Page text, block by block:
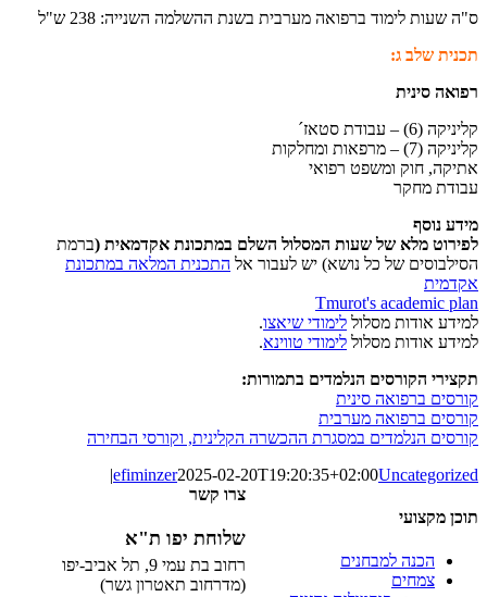
ס"ה שעות לימוד ברפואה מערבית בשנת ההשלמה השנייה: 238 ש"ל
תכנית שלב ג:
רפואה סינית
קליניקה (6) – עבודת סטאז´
קליניקה (7) – מרפאות ומחלקות
אתיקה, חוק ומשפט רפואי
עבודת מחקר
מידע נוסף
לפירוט מלא של שעות המסלול השלם במתכונת אקדמאית (ברמת
הסילבוסים של כל נושא) יש לעבור אל התכנית המלאה במתכונת
אקדמית
Tmurot's academic plan
למידע אודות מסלול לימודי שיאצו.
למידע אודות מסלול לימודי טווינא.
תקצירי הקורסים הנלמדים בתמורות:
קורסים ברפואה סינית
קורסים ברפואה מערבית
קורסים הנלמדים במסגרת ההכשרה הקלינית, וקורסי הבחירה
efiminzer2025-02-20T19:20:35+02:00Uncategorized
|
תוכן מקצועי
הכנה למבחנים
צמחים
צרו קשר
שלוחת יפו ת"א
רחוב בת עמי 9, תל אביב-יפו
(מדרחוב תאטרון גשר)